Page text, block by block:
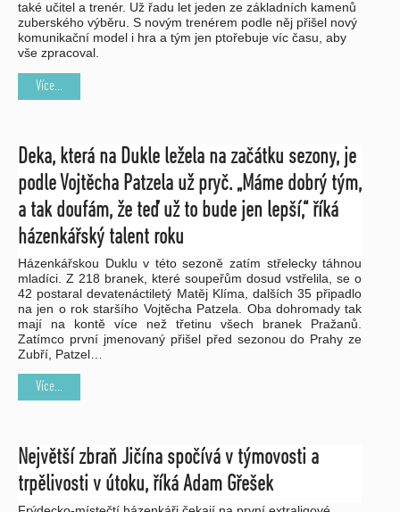
také učitel a trenér. Už řadu let jeden ze základních kamenů
zuberského výběru. S novým trenérem podle něj přišel nový
komunikační model i hra a tým jen ptořebuje víc času, aby
vše zpracoval.
Více...
Deka, která na Dukle ležela na začátku sezony, je
podle Vojtěcha Patzela už pryč. „Máme dobrý tým,
a tak doufám, že teď už to bude jen lepší,“ říká
házenkářský talent roku
Házenkářskou Duklu v této sezoně zatím střelecky táhnou
mladíci. Z 218 branek, které soupeřům dosud vstřelila, se o
42 postaral devatenáctiletý Matěj Klíma, dalších 35 připadlo
na jen o rok staršího Vojtěcha Patzela. Oba dohromady tak
mají na kontě více než třetinu všech branek Pražanů.
Zatímco první jmenovaný přišel před sezonou do Prahy ze
Zubří, Patzel…
Více...
Největší zbraň Jičína spočívá v týmovosti a
trpělivosti v útoku, říká Adam Gřešek